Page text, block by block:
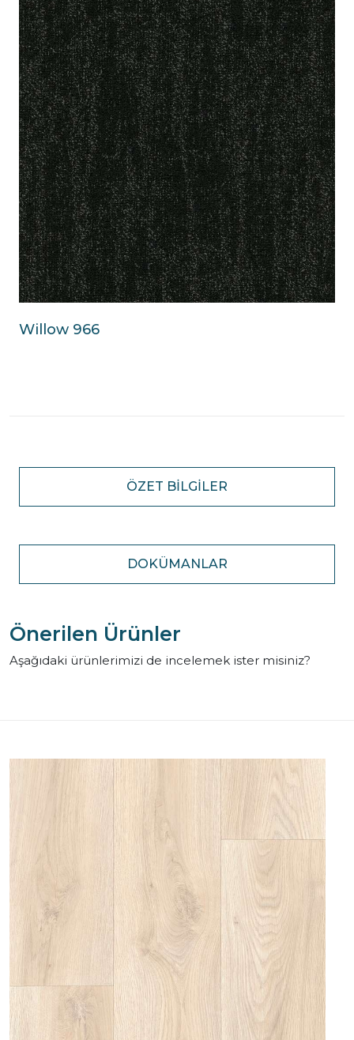
Willow 966
ÖZET BILGILER
DOKÜMANLAR
Önerilen Ürünler
Aşağıdaki ürünlerimizi de incelemek ister misiniz?